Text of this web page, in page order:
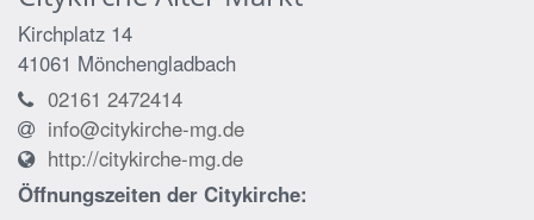
Kirchplatz 14
41061 Mönchengladbach
02161 2472414
info@citykirche-mg.de
http://citykirche-mg.de
Öffnungszeiten der Citykirche: